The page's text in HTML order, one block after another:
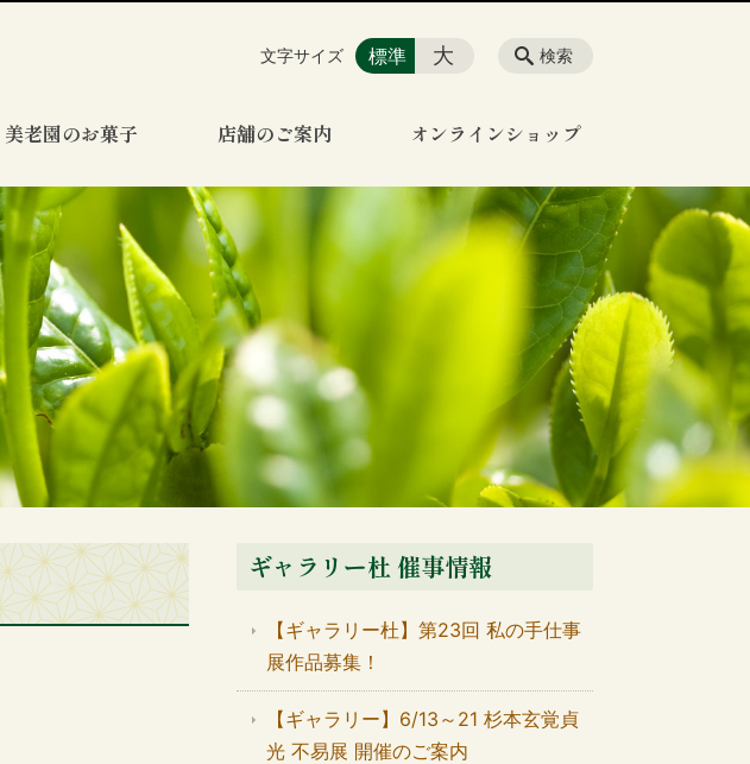
美老園のお菓子 店舗のご案内 オンラインショップ
検索
文字サイズ 標準 大
ギャラリー杜 催事情報
【ギャラリー杜】第23回 私の手仕事
展作品募集！
【ギャラリー】6/13～21 杉本玄覚貞
光 不易展 開催のご案内